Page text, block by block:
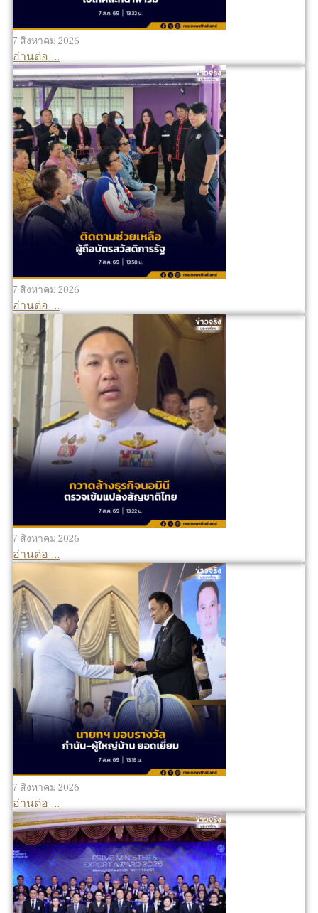
7 สิงหาคม 2026
อ่านต่อ ...
7 สิงหาคม 2026
อ่านต่อ ...
7 สิงหาคม 2026
อ่านต่อ ...
7 สิงหาคม 2026
อ่านต่อ ...